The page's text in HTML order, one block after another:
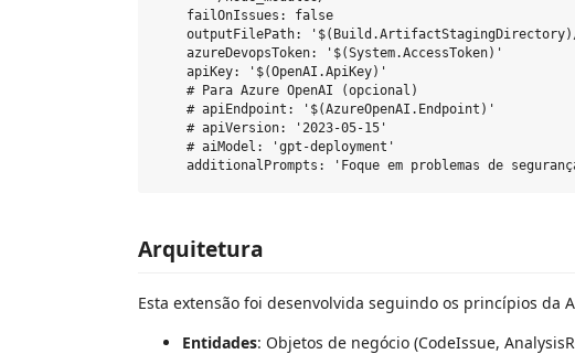
    failOnIssues: false
outputFilePath:
    azureDevopsToken: '$(System.AccessToken)'
    apiKey: '$(OpenAI.ApiKey)'
    # Para Azure OpenAI (opcional)
    # apiEndpoint: '$(AzureOpenAI.Endpoint)'
    # apiVersion: '2023-05-15'
    # aiModel: 'gpt-deployment'
Arquitetura
Esta extensão foi desenvolvida seguindo os princípios da
Entidades: Objetos de negócio (CodeIssue,